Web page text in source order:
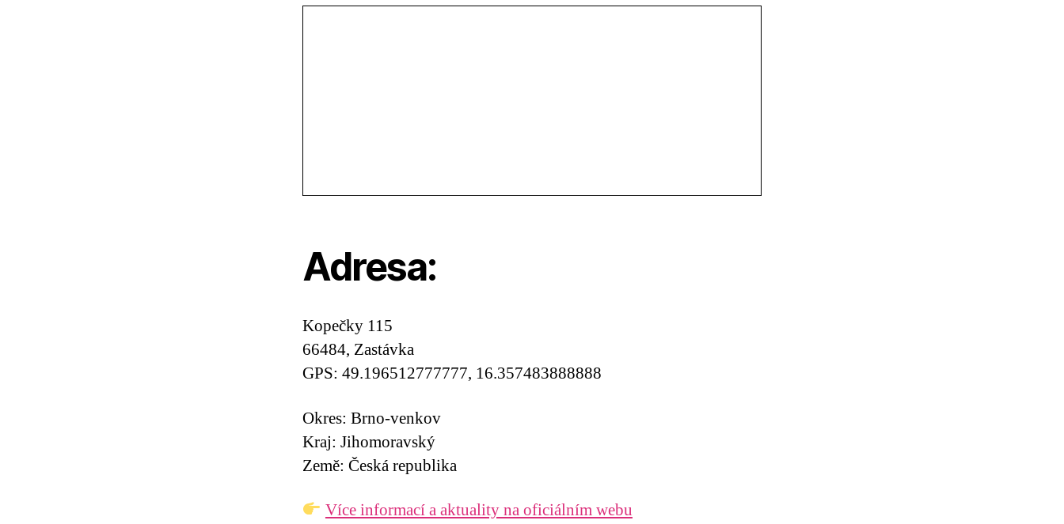
Adresa:
Kopečky 115
66484, Zastávka
GPS: 49.196512777777, 16.357483888888
Okres: Brno-venkov
Kraj: Jihomoravský
Země: Česká republika
Více informací a aktuality na oficiálním webu